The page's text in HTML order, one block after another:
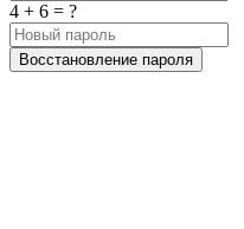
4 + 6 = ?
Восстановление пароля